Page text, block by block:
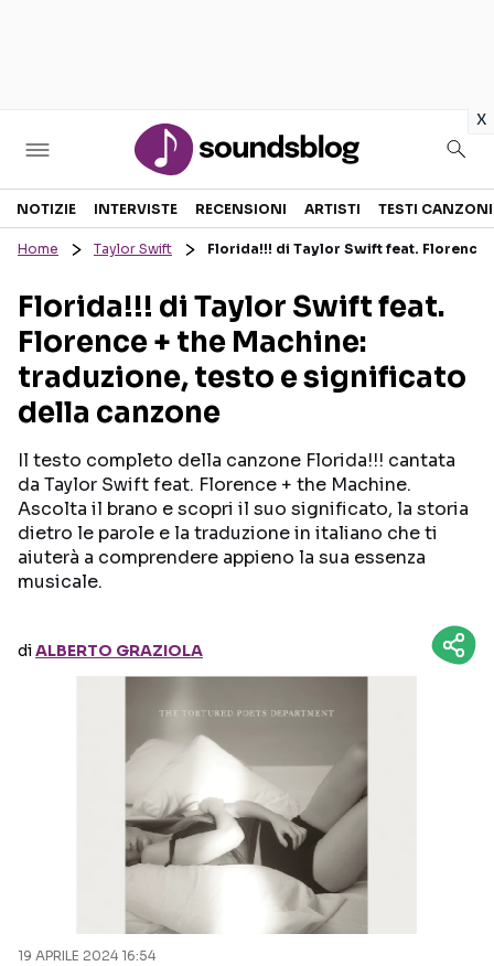
x
Sezioni
RECENSIONI MUSICALI
INTERVISTE
GOSSIP E CURIOSITÀ
TESTI CANZONI
TOUR ED EVENTI
TALENT SHOW
Seguici sui social
NOTIZIE INTERVISTE RECENSIONI ARTISTI TESTI CANZONI
Home Taylor Swift Florida!!! di Taylor Swift feat. Florence
Florida!!! di Taylor Swift feat.
Florence + the Machine:
traduzione, testo e significato
della canzone
Il testo completo della canzone Florida!!! cantata
da Taylor Swift feat. Florence + the Machine.
Ascolta il brano e scopri il suo significato, la storia
dietro le parole e la traduzione in italiano che ti
aiuterà a comprendere appieno la sua essenza
musicale.
diALBERTO GRAZIOLA
19 APRILE 2024 16:54